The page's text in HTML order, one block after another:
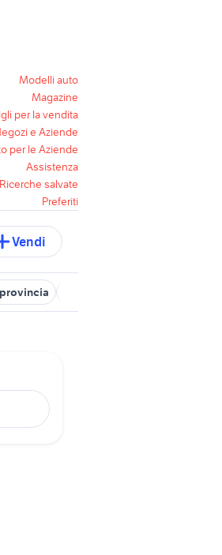
Modelli auto
Magazine
per la vendita
e Aziende
per le Aziende
Assistenza
Ricerche salvate
Preferiti
Vendi